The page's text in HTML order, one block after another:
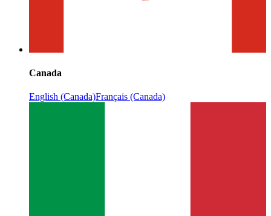
Canada
English (Canada)Français (Canada)